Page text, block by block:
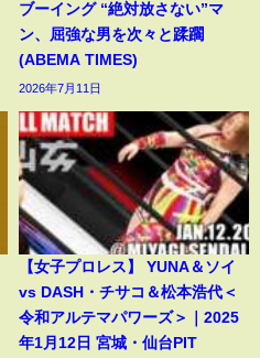
ブーイング “絶対放さない”マ
ン、屈強な男を次々と蹂躙
(ABEMA TIMES)
2026年7月11日
【女子プロレス】 YUNA＆ソイ
vs DASH・チサコ＆松本浩代＜
令和アルテマパワーズ＞｜2025
年1月12日 宮城・仙台PIT